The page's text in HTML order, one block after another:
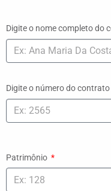
Digite o nome completo do
Digite o número do contrato
Patrimônio